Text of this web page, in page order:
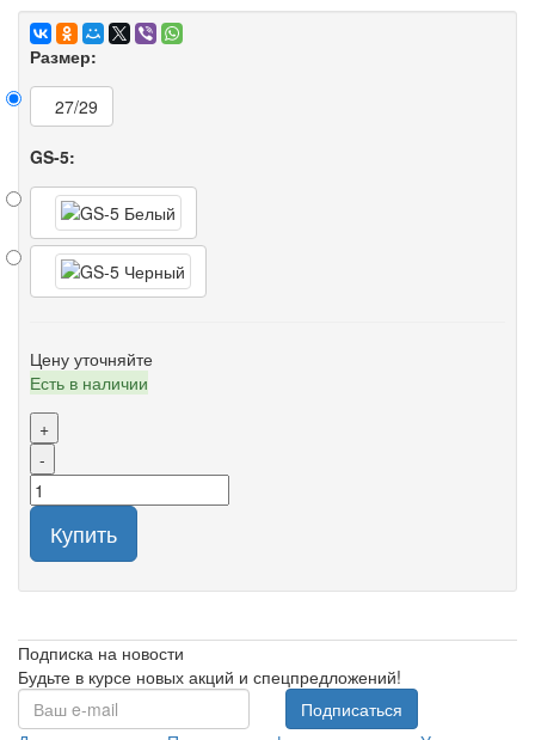
Размер:
27/29
GS-5:
Цену уточняйте
Есть в наличии
+
-
Купить
Подписка на новости
Будьте в курсе новых акций и спецпредложений!
Подписаться